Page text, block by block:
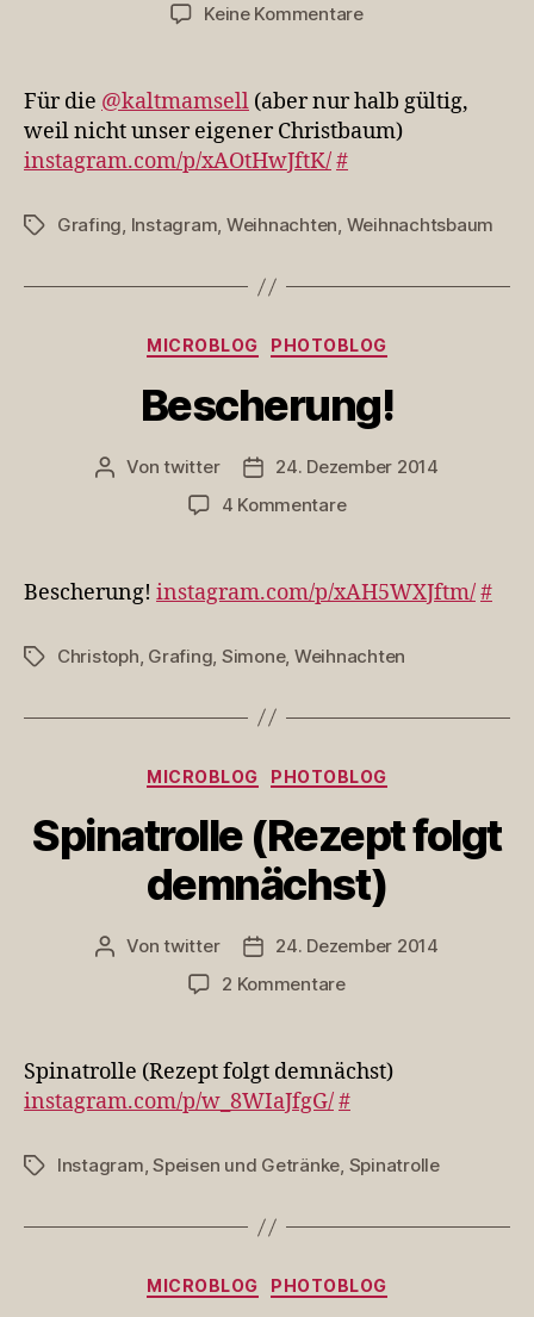
Keine Kommentarezu
@kaltmamsell
(aber
nur
weil
Für die @kaltmamsell (aber nur halb gültig,
weil nicht unser eigener Christbaum)
instagram.com/p/xAOtHwJftK/#
Schlagwörter
Grafing, Instagram, Weihnachten, Weihnachtsbaum
Kategorien
MICROBLOG PHOTOBLOG
Bescherung!
Beitragsautor
Vontwitter Veröffentlichungsdatum
24. Dezember 2014
4 Kommentarezu
Bescherung! instagram.com/p/xAH5WXJftm/#
Schlagwörter
Christoph Grafing Simone, Weihnachten
Kategorien
MICROBLOG PHOTOBLOG
Spinatrolle (Rezept folgt
demnächst)
Beitragsautor
Vontwitter Veröffentlichungsdatum
24. Dezember 2014
2 Kommentarezu
folgt
demnächst)
Spinatrolle (Rezept folgt demnächst)
instagram.com/p/w_8WIaJfgG/#
Schlagwörter
Instagram,Speisen und Getränke, Spinatrolle
Kategorien
MICROBLOG PHOTOBLOG